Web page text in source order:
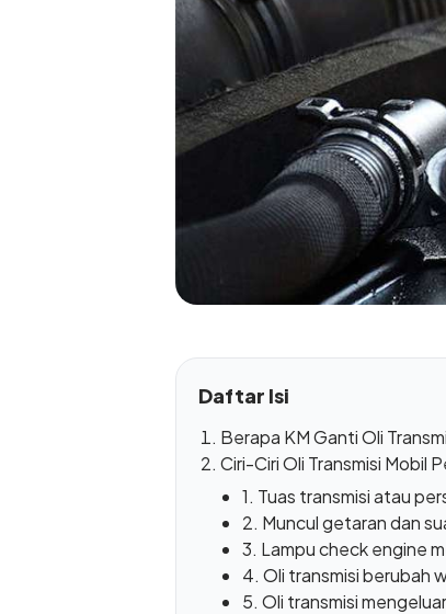
Daftar Isi
Berapa KM Ganti Oli
Ciri-Ciri Oli Transmisi Mobil
1. Tuas transmisi atau
2. Muncul getaran dan
3. Lampu check engine
4. Oli transmisi berubah
5. Oli transmisi